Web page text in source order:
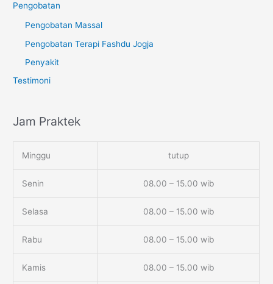
Pengobatan
Pengobatan Massal
Pengobatan Terapi Fashdu Jogja
Penyakit
Testimoni
Jam Praktek
Minggu tutup
Senin 08.00 – 15.00 wib
Selasa 08.00 – 15.00 wib
Rabu 08.00 – 15.00 wib
Kamis 08.00 – 15.00 wib